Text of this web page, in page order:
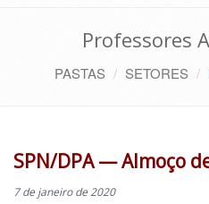
Professores
PASTAS SETORES
SPN/DPA — Almoço
7 de janeiro de 2020